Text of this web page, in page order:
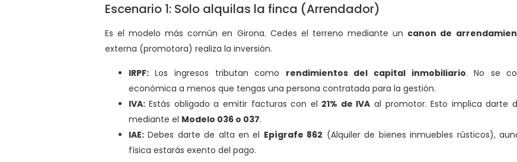
Escenario 1: Solo alquilas la finca (Arrendador)
Es el modelo más común en Girona. Cedes el terreno mediante un canon de
externa (promotora) realiza la inversión.
IRPF:Los ingresos tributan como rendimientos del capital inmobiliario. No se
económica a menos que tengas una persona contratada para la gestión.
IVA:Estás obligado a emitir facturas con el 21% de IVA al promotor. Esto implica darte
mediante el Modelo 036 o 037.
IAE:Debes darte de alta en el Epígrafe 862 (Alquiler de bienes inmuebles rústicos),
física estarás exento del pago.